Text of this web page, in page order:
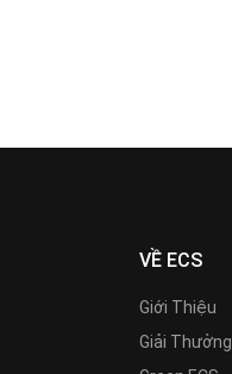
VỀ ECS
Giới Thiệu
Giải Thưởng